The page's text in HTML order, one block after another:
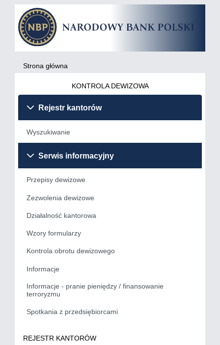
Strona główna
KONTROLA DEWIZOWA
Rejestr kantorów
Wyszukiwanie
Serwis informacyjny
Przepisy dewizowe
Zezwolenia dewizowe
Działalność kantorowa
Wzory formularzy
Kontrola obrotu dewizowego
Informacje
Informacje - pranie pieniędzy / finansowanie
terroryzmu
Spotkania z przedsiębiorcami
REJESTR KANTORÓW